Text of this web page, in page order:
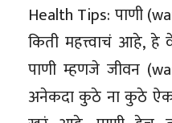
Health Tips: पाणी
किती महत्त्वाचं आहे, हे
पाणी म्हणजे जीवन
अनेकदा कुठे ना कुठे